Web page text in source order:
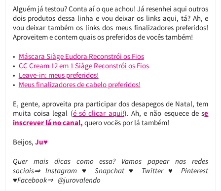
Alguém já testou? Conta aí o que achou! Já resenhei aqui outros
dois produtos dessa linha e vou deixar os links aqui, tá? Ah, e
vou deixar também os links dos meus finalizadores preferidos!
Aproveitem e contem quais os preferidos de vocês também!
Máscara Siàge Eudora Reconstrói os Fios
CC Cream 12 em 1 Siàge Reconstrói os Fios
Leave-in: meus preferidos!
Meus finalizadores de cabelo preferidos!
E, gente, aproveita pra participar dos desapegos de Natal, tem
muita coisa legal (é só clicar aqui!). Ah, e não esquece de se
inscrever lá no canal, quero vocês por lá também!
Beijos, Ju♥
Quer mais dicas como essa? Vamos papear nas redes
sociais⇒ Instagram ♥ Snapchat ♥ Twitter ♥ Pinterest
♥Facebook⇒ @jurovalendo